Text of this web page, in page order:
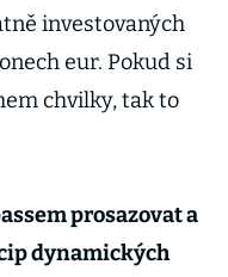
investovaných
eur. Pokud si
chvilky, tak to
prosazovat a
dynamických